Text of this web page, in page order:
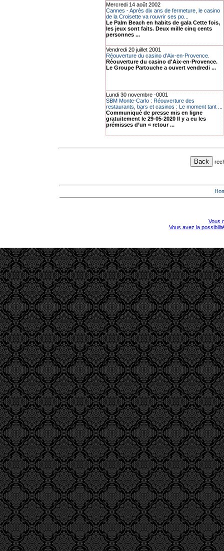
Mercredi 14 août 2002
Cannes - Après dix ans de fermeture, le casino
de la Croisette va rouvrir ses po...
Le Palm Beach en habits de gala Cette fois,
les jeux sont faits. Deux mille cinq cents
personnes ...
Vendredi 20 juillet 2001
Réouverture du casino d'Aix-en-Provence.
Réouverture du casino d'Aix-en-Provence.
Le Groupe Partouche a ouvert vendredi ...
Lundi 30 novembre -0001
SBM Monte-Carlo : Réouverture des
restaurants, bars et casinos : Le moment tant ...
Communiqué de presse mis en ligne
gratuitement le 29-05-2020 Il y a eu les
prémisses d’un « retour ...
Vous
Vous avez la